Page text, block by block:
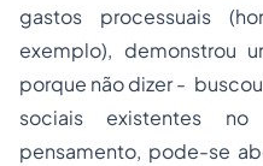
gastos processuais
exemplo), demonstrou
porque não dizer -
sociais existentes
pensamento, pode-se